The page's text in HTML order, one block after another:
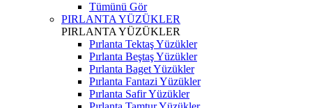
Tümünü Gör
PIRLANTA YÜZÜKLER
PIRLANTA YÜZÜKLER
Pırlanta Tektaş Yüzükler
Pırlanta Beştaş Yüzükler
Pırlanta Baget Yüzükler
Pırlanta Fantazi Yüzükler
Pırlanta Safir Yüzükler